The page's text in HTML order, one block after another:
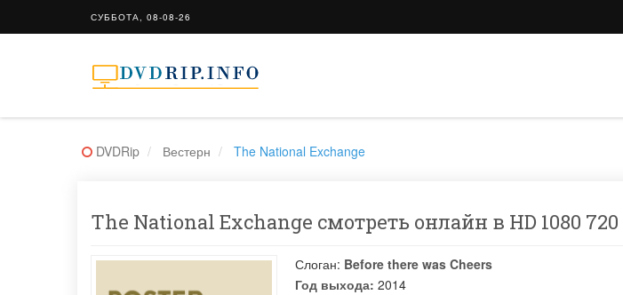
СУББОТА, 08-08-26
DVDRip Вестерн The National Exchange
The National Exchange смотреть онлайн в HD 1080 720
Слоган: Before there was Cheers
Год выхода: 2014